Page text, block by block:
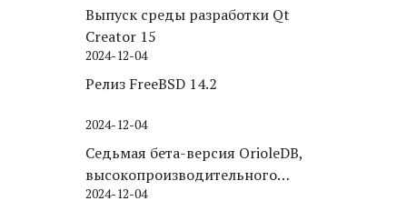
Выпуск среды разработки Qt
Creator 15
2024-12-04
Релиз FreeBSD 14.2
2024-12-04
Седьмая бета-версия OrioleDB,
высокопроизводительного
движка хранения для PostgreSQL
2024-12-04